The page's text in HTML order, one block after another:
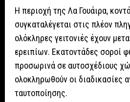
Η περιοχή της Λα Γουάιρα,
συγκαταλέγεται στις πλέον
ολόκληρες γειτονιές έχουν
ερειπίων. Εκατοντάδες σοροί
προσωρινά σε αυτοσχέδιους
ολοκληρωθούν οι διαδικασίες
ταυτοποίησης.